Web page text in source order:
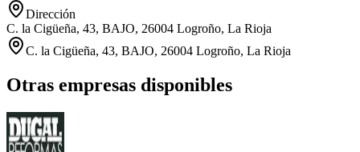
Dirección
C. la Cigüeña, 43, BAJO, 26004 Logroño, La Rioja
C. la Cigüeña, 43, BAJO, 26004 Logroño, La Rioja
Otras empresas disponibles